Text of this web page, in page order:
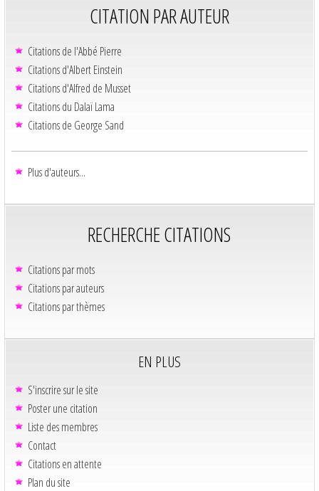
CITATION PAR AUTEUR
Citations de l'Abbé Pierre
Citations d'Albert Einstein
Citations d'Alfred de Musset
Citations du Dalaï Lama
Citations de George Sand
Plus d'auteurs...
RECHERCHE CITATIONS
Citations par mots
Citations par auteurs
Citations par thèmes
EN PLUS
S'inscrire sur le site
Poster une citation
Liste des membres
Contact
Citations en attente
Plan du site